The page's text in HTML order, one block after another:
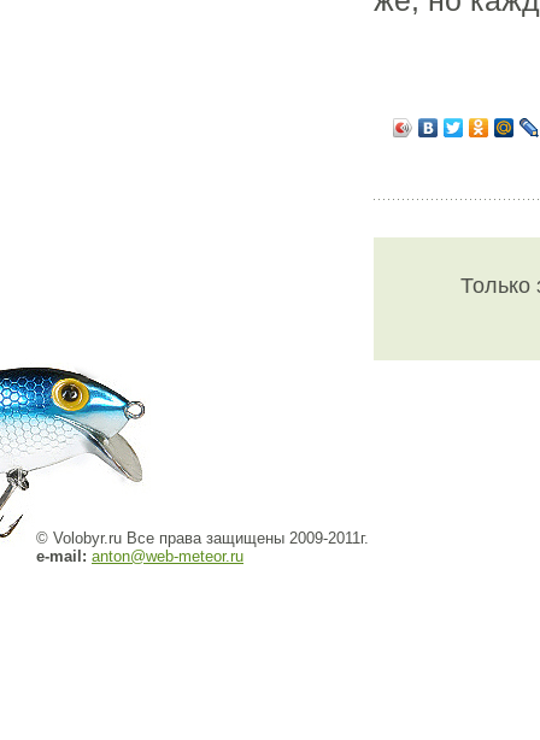
Только
© Volobyr.ru Все права защищены 2009-2011г.
e-mail: anton@web-meteor.ru